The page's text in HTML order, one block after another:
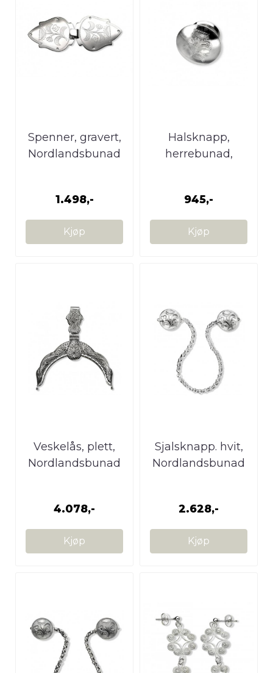
Spenner, gravert,
Nordlandsbunad
1.498,-
Kjøp
Halsknapp,
herrebunad,
945,-
Kjøp
Veskelås, plett,
Nordlandsbunad
4.078,-
Kjøp
Sjalsknapp. hvit,
Nordlandsbunad
2.628,-
Kjøp